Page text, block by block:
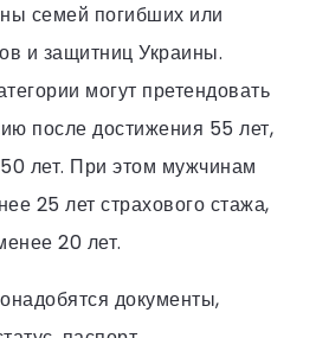
семей погибших или
и защитниц Украины.
могут претендовать
после достижения 55 лет,
лет. При этом мужчинам
25 лет страхового стажа,
20 лет.
документы,